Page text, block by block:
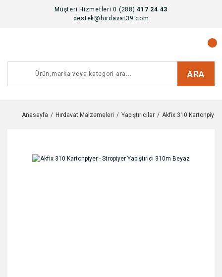
Müşteri Hizmetleri 0 (288)417 24 43
destek@hirdavat39.com
ARA
Anasayfa Hırdavat Malzemeleri Yapıştırıcılar Akfix 310 Kartonpiyer